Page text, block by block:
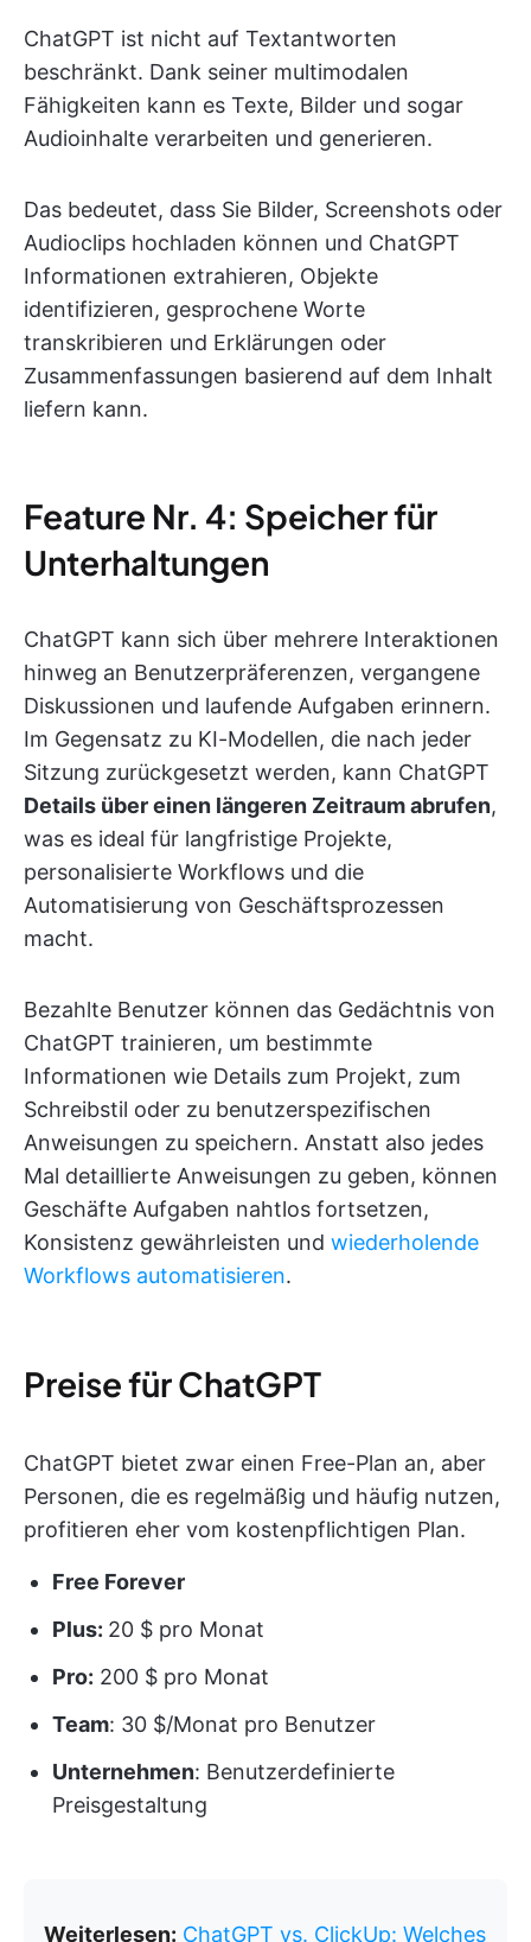
ChatGPT ist nicht auf Textantworten
beschränkt. Dank seiner multimodalen
Fähigkeiten kann es Texte, Bilder und sogar
Audioinhalte verarbeiten und generieren.
Das bedeutet, dass Sie Bilder, Screenshots oder
Audioclips hochladen können und ChatGPT
Informationen extrahieren, Objekte
identifizieren, gesprochene Worte
transkribieren und Erklärungen oder
Zusammenfassungen basierend auf dem Inhalt
liefern kann.
Feature Nr. 4: Speicher für
Unterhaltungen
ChatGPT kann sich über mehrere Interaktionen
hinweg an Benutzerpräferenzen, vergangene
Diskussionen und laufende Aufgaben erinnern.
Im Gegensatz zu KI-Modellen, die nach jeder
Sitzung zurückgesetzt werden, kann ChatGPT
Details über einen längeren Zeitraum abrufen,
was es ideal für langfristige Projekte,
personalisierte Workflows und die
Automatisierung von Geschäftsprozessen
macht.
Bezahlte Benutzer können das Gedächtnis von
ChatGPT trainieren, um bestimmte
Informationen wie Details zum Projekt, zum
Schreibstil oder zu benutzerspezifischen
Anweisungen zu speichern. Anstatt also jedes
Mal detaillierte Anweisungen zu geben, können
Geschäfte Aufgaben nahtlos fortsetzen,
Konsistenz gewährleisten und wiederholende
Workflows automatisieren.
Preise für ChatGPT
ChatGPT bietet zwar einen Free-Plan an, aber
Personen, die es regelmäßig und häufig nutzen,
profitieren eher vom kostenpflichtigen Plan.
Free Forever
Plus: 20 $ pro Monat
Pro: 200 $ pro Monat
Team: 30 $/Monat pro Benutzer
Unternehmen: Benutzerdefinierte
Preisgestaltung
Weiterlesen: ChatGPT vs. ClickUp: Welches